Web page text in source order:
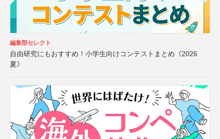
編集部セレクト
自由研究にもおすすめ！小学生向けコンテストまとめ《2026
夏》